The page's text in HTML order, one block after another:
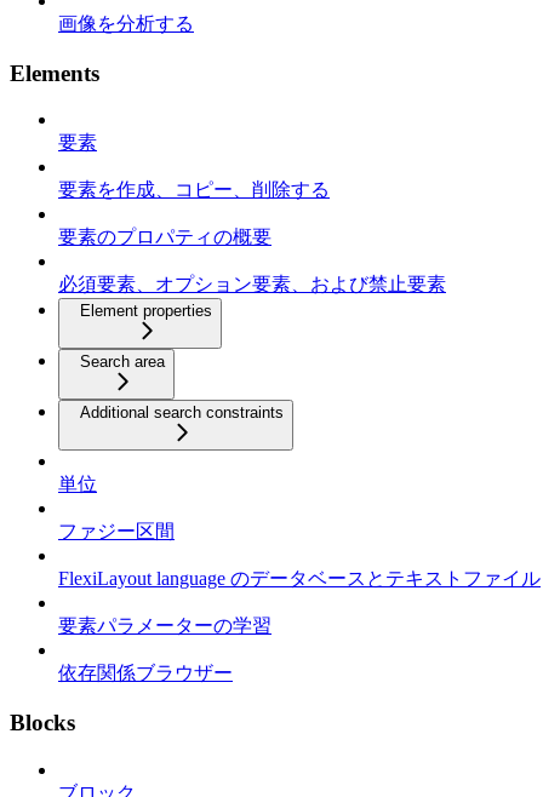
画像を分析する
Elements
要素
要素を作成、コピー、削除する
要素のプロパティの概要
必須要素、オプション要素、および禁止要素
Element properties
Search area
Additional search constraints
単位
ファジー区間
FlexiLayout language のデータベースとテキストファイル
要素パラメーターの学習
依存関係ブラウザー
Blocks
ブロック